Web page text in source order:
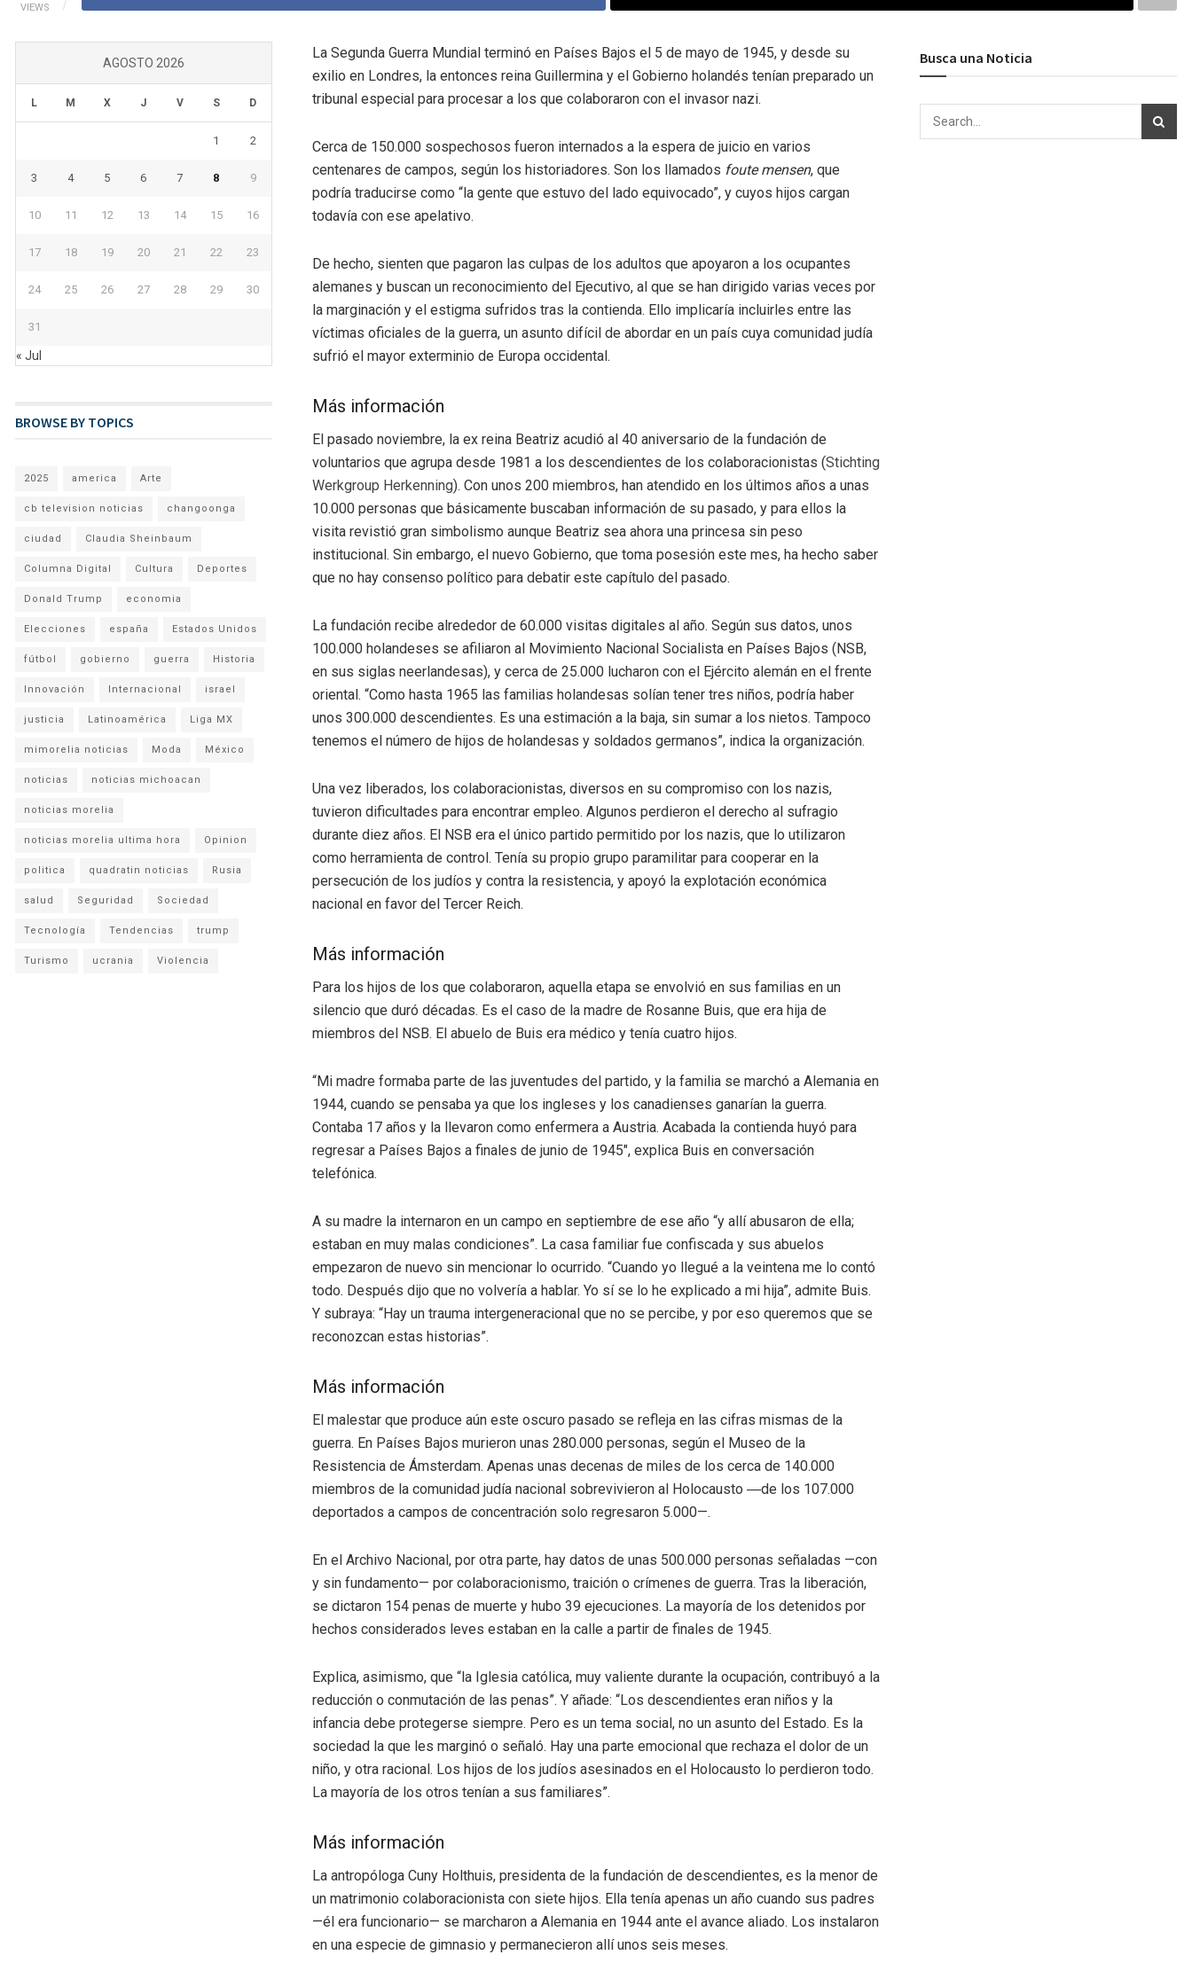
VIEWS
La Segunda Guerra Mundial terminó en Países Bajos el 5 de mayo de 1945, y desde su
exilio en Londres, la entonces reina Guillermina y el Gobierno holandés tenían preparado un
tribunal especial para procesar a los que colaboraron con el invasor nazi.
Cerca de 150.000 sospechosos fueron internados a la espera de juicio en varios
centenares de campos, según los historiadores. Son los llamados foute mensen, que
podría traducirse como “la gente que estuvo del lado equivocado”, y cuyos hijos cargan
todavía con ese apelativo.
De hecho, sienten que pagaron las culpas de los adultos que apoyaron a los ocupantes
alemanes y buscan un reconocimiento del Ejecutivo, al que se han dirigido varias veces por
la marginación y el estigma sufridos tras la contienda. Ello implicaría incluirles entre las
víctimas oficiales de la guerra, un asunto difícil de abordar en un país cuya comunidad judía
sufrió el mayor exterminio de Europa occidental.
Más información
El pasado noviembre, la ex reina Beatriz acudió al 40 aniversario de la fundación de
voluntarios que agrupa desde 1981 a los descendientes de los colaboracionistas (Stichting
Werkgroup Herkenning). Con unos 200 miembros, han atendido en los últimos años a unas
10.000 personas que básicamente buscaban información de su pasado, y para ellos la
visita revistió gran simbolismo aunque Beatriz sea ahora una princesa sin peso
institucional. Sin embargo, el nuevo Gobierno, que toma posesión este mes, ha hecho saber
que no hay consenso político para debatir este capítulo del pasado.
La fundación recibe alrededor de 60.000 visitas digitales al año. Según sus datos, unos
100.000 holandeses se afiliaron al Movimiento Nacional Socialista en Países Bajos (NSB,
en sus siglas neerlandesas), y cerca de 25.000 lucharon con el Ejército alemán en el frente
oriental. “Como hasta 1965 las familias holandesas solían tener tres niños, podría haber
unos 300.000 descendientes. Es una estimación a la baja, sin sumar a los nietos. Tampoco
tenemos el número de hijos de holandesas y soldados germanos”, indica la organización.
Una vez liberados, los colaboracionistas, diversos en su compromiso con los nazis,
tuvieron dificultades para encontrar empleo. Algunos perdieron el derecho al sufragio
durante diez años. El NSB era el único partido permitido por los nazis, que lo utilizaron
como herramienta de control. Tenía su propio grupo paramilitar para cooperar en la
persecución de los judíos y contra la resistencia, y apoyó la explotación económica
nacional en favor del Tercer Reich.
Más información
Para los hijos de los que colaboraron, aquella etapa se envolvió en sus familias en un
silencio que duró décadas. Es el caso de la madre de Rosanne Buis, que era hija de
miembros del NSB. El abuelo de Buis era médico y tenía cuatro hijos.
“Mi madre formaba parte de las juventudes del partido, y la familia se marchó a Alemania en
1944, cuando se pensaba ya que los ingleses y los canadienses ganarían la guerra.
Contaba 17 años y la llevaron como enfermera a Austria. Acabada la contienda huyó para
regresar a Países Bajos a finales de junio de 1945″, explica Buis en conversación
telefónica.
A su madre la internaron en un campo en septiembre de ese año “y allí abusaron de ella;
estaban en muy malas condiciones”. La casa familiar fue confiscada y sus abuelos
empezaron de nuevo sin mencionar lo ocurrido. “Cuando yo llegué a la veintena me lo contó
todo. Después dijo que no volvería a hablar. Yo sí se lo he explicado a mi hija”, admite Buis.
Y subraya: “Hay un trauma intergeneracional que no se percibe, y por eso queremos que se
reconozcan estas historias”.
Más información
El malestar que produce aún este oscuro pasado se refleja en las cifras mismas de la
guerra. En Países Bajos murieron unas 280.000 personas, según el Museo de la
Resistencia de Ámsterdam. Apenas unas decenas de miles de los cerca de 140.000
miembros de la comunidad judía nacional sobrevivieron al Holocausto ―de los 107.000
deportados a campos de concentración solo regresaron 5.000—.
En el Archivo Nacional, por otra parte, hay datos de unas 500.000 personas señaladas —con
y sin fundamento— por colaboracionismo, traición o crímenes de guerra. Tras la liberación,
se dictaron 154 penas de muerte y hubo 39 ejecuciones. La mayoría de los detenidos por
hechos considerados leves estaban en la calle a partir de finales de 1945.
Explica, asimismo, que “la Iglesia católica, muy valiente durante la ocupación, contribuyó a la
reducción o conmutación de las penas”. Y añade: “Los descendientes eran niños y la
infancia debe protegerse siempre. Pero es un tema social, no un asunto del Estado. Es la
sociedad la que les marginó o señaló. Hay una parte emocional que rechaza el dolor de un
niño, y otra racional. Los hijos de los judíos asesinados en el Holocausto lo perdieron todo.
La mayoría de los otros tenían a sus familiares”.
Más información
La antropóloga Cuny Holthuis, presidenta de la fundación de descendientes, es la menor de
un matrimonio colaboracionista con siete hijos. Ella tenía apenas un año cuando sus padres
—él era funcionario— se marcharon a Alemania en 1944 ante el avance aliado. Los instalaron
en una especie de gimnasio y permanecieron allí unos seis meses.
AGOSTO 2026
L M X J V S D
1 2
3 4 5 6 7 8 9
10 11 12 13 14 15 16
17 18 19 20 21 22 23
24 25 26 27 28 29 30
31
« Jul
BROWSE BY TOPICS
2025 america Arte
cb television noticias changoonga
ciudad Claudia Sheinbaum
Columna Digital Cultura Deportes
Donald Trump economia
Elecciones españa Estados Unidos
fútbol gobierno guerra Historia
Innovación Internacional israel
justicia Latinoamérica Liga MX
mimorelia noticias Moda México
noticias noticias michoacan
noticias morelia
noticias morelia ultima hora Opinion
politica quadratin noticias Rusia
salud Seguridad Sociedad
Tecnología Tendencias trump
Turismo ucrania Violencia
Busca una Noticia